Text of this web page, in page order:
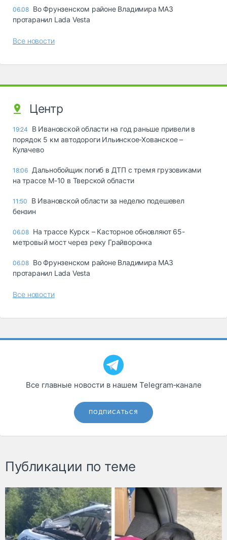
06.08 Во Фрунзенском районе Владимира МАЗ
протаранил Lada Vesta
Все новости
Центр
19:24
В Ивановской области на год раньше привели в
порядок 5 км автодороги Ильинское-Хованское –
Кулачево
18:06 Дальнобойщик погиб в ДТП с тремя грузовиками
на трассе М-10 в Тверской области
11:50
В Ивановской области за неделю подешевел
бензин
06.08 На трассе Курск – Касторное обновляют 65-
метровый мост через реку Грайворонка
06.08 Во Фрунзенском районе Владимира МАЗ
протаранил Lada Vesta
Все новости
Все главные новости в нашем Telegram‑канале
ПОДПИСАТЬСЯ
Публикации по теме